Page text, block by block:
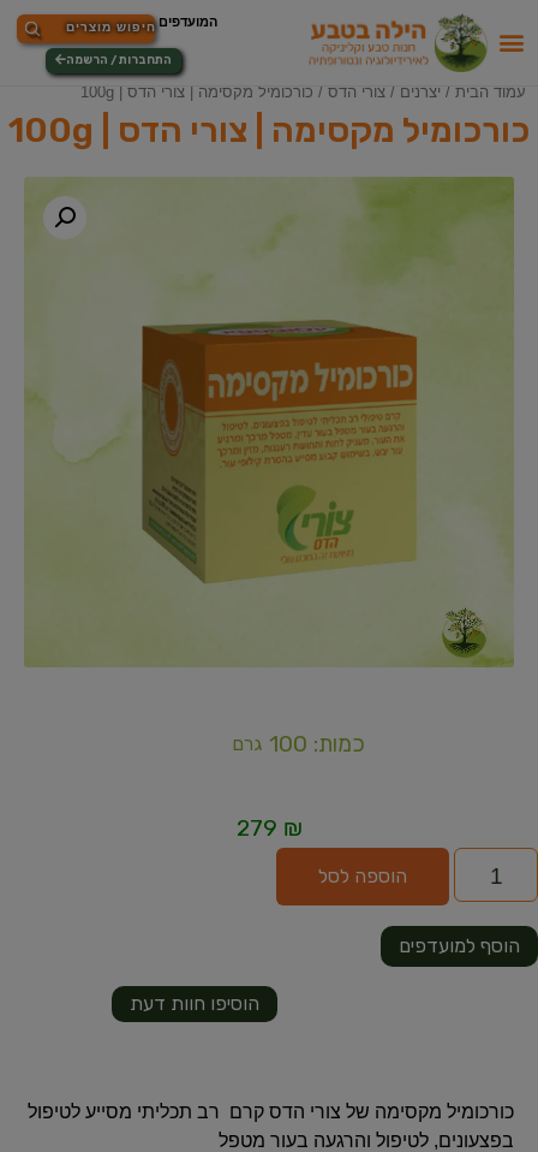
התחברות / הרשמה
עמוד הבית / יצרנים / צורי הדס / כורכומיל מקסימה | צורי הדס | 100g
כורכומיל מקסימה | צורי הדס | 100g
כמות: 100 גרם
279 ₪
הוספה לסל
הוסיפו חוות דעת
הוסף למועדפים
כורכומיל מקסימה של צורי הדס קרם רב תכליתי מסייע לטיפול
בפצעונים, לטיפול והרגעה בעור מטפל